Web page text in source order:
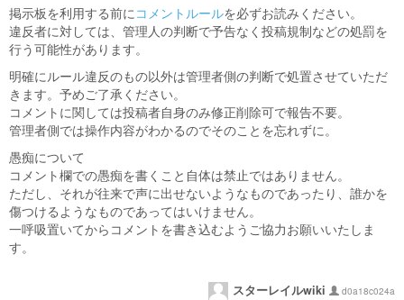
掲示板を利用する前にコメントルールを必ずお読みください。
違反者に対しては、管理人の判断で予告なく投稿規制などの処罰を
行う可能性があります。
明確にルール違反のもの以外は管理者側の判断で処置させていただ
きます。予めご了承ください。
コメントに関しては投稿者自身のみ修正削除可で報告不要。
管理者側では操作内容がわかるのでそのことを忘れずに。
愚痴について
コメント欄での愚痴を書くこと自体は禁止ではありません。
ただし、それが往来で声に出せないようなものであったり、誰かを
傷つけるようなものであってはいけません。
一呼吸置いてからコメントを書き込むようご協力お願いいたしま
す。
スターレイルwiki
d0a18c024a